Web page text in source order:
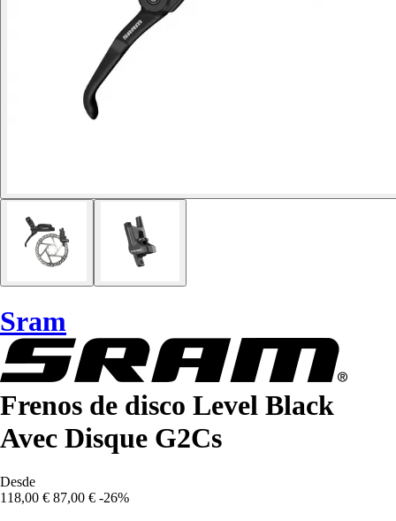
Sram
Frenos de disco Level Black
Avec Disque G2Cs
Desde
118,00 € 87,00 € -26%